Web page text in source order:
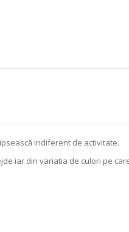
indiferent de activitate.
iar din variatia de culori pe